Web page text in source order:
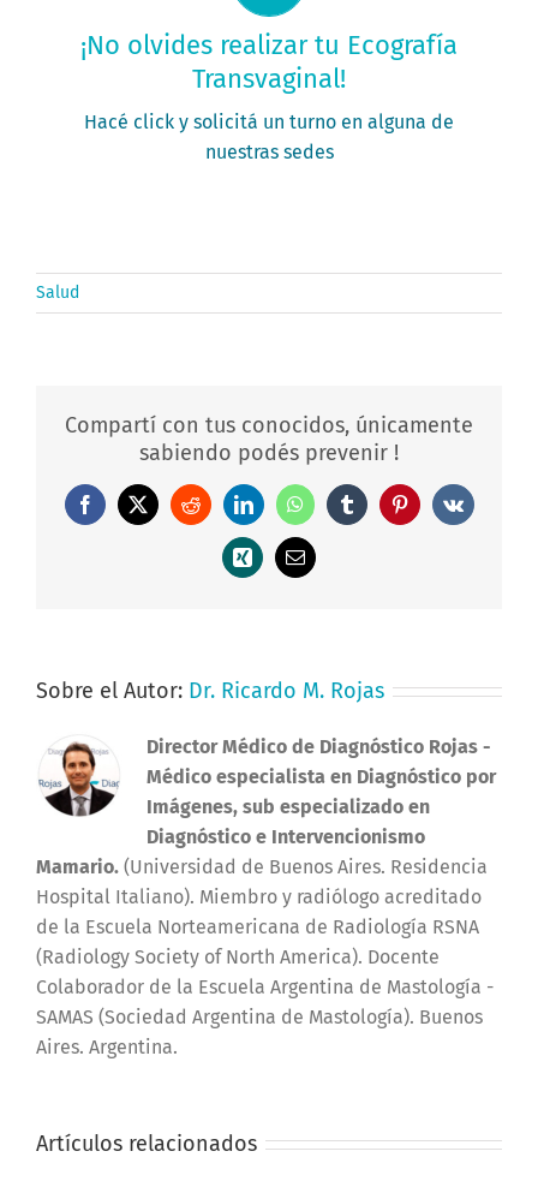
¡No olvides realizar tu Ecografía
Transvaginal!
Hacé click y solicitá un turno en alguna de
nuestras sedes
Solicitá tu turno ahora
PEDÍ TU TURNO
Salud
Compartí con tus conocidos, únicamente
sabiendo podés prevenir !
Facebook
X RedditLinkedInWhatsAppTumblrPinterestVk
Xing
Correo
electrónico
Sobre el Autor: Dr. Ricardo M. Rojas
Director Médico de Diagnóstico Rojas -
Médico especialista en Diagnóstico por
Imágenes, sub especializado en
Diagnóstico e Intervencionismo
Mamario. (Universidad de Buenos Aires. Residencia
Hospital Italiano). Miembro y radiólogo acreditado
de la Escuela Norteamericana de Radiología RSNA
(Radiology Society of North America). Docente
Colaborador de la Escuela Argentina de Mastología -
SAMAS (Sociedad Argentina de Mastología). Buenos
Aires. Argentina.
Artículos relacionados